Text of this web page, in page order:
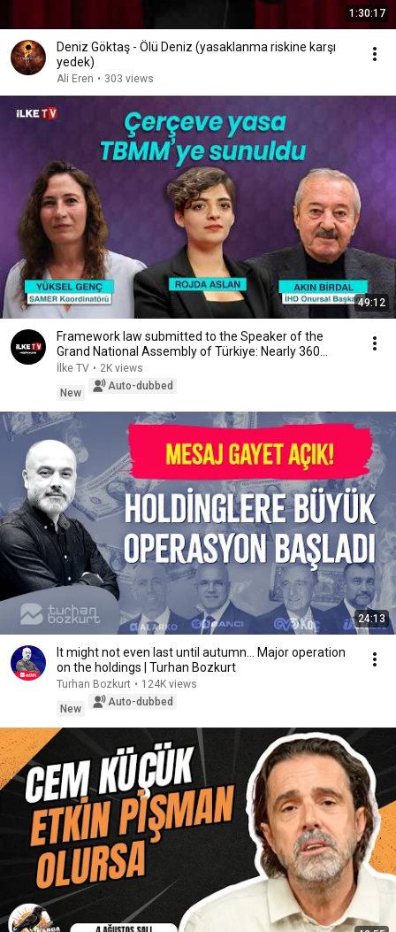
1:30:17
Deniz Göktaş - Ölü Deniz (yasaklanma riskine karşı
yedek)
Ali Eren • 303 views
49:12
Framework law submitted to the Speaker of the
Grand National Assembly of Türkiye: Nearly 360
depu...
İlke TV • 2K views
New
Auto-dubbed
24:13
It might not even last until autumn... Major operation
on the holdings | Turhan Bozkurt
Turhan Bozkurt • 124K views
New
Auto-dubbed